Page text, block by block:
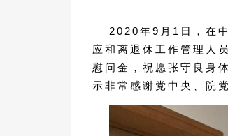
2020年9月1日，在
应和离退休工作管理人
慰问金，祝愿张守良身
示非常感谢党中央、院